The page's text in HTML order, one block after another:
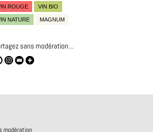
ROUGE VIN BIO
NATURE MAGNUM
sans modération…
modération